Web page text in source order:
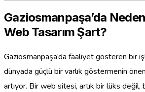
Gaziosmanpaşa’da
Web Tasarım Şart?
Gaziosmanpaşa’da faaliyet gösteren bir
dünyada güçlü bir varlık göstermenin
artıyor. Bir web sitesi, artık bir lüks değil,